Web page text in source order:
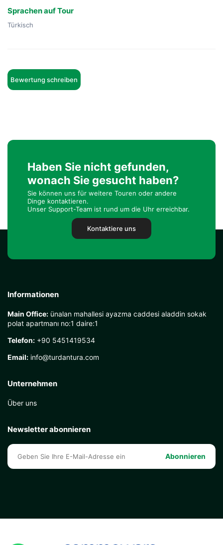
Sprachen auf Tour
Türkisch
Bewertung schreiben
Haben Sie nicht gefunden,
wonach Sie gesucht haben?
Sie können uns für weitere Touren oder andere
Dinge kontaktieren.
Unser Support-Team ist rund um die Uhr erreichbar.
Kontaktiere uns
Informationen
Main Office: ünalan mahallesi ayazma caddesi aladdin sokak
polat apartmanı no:1 daire:1
Telefon: +90 5451419534
Email: info@turdantura.com
Unternehmen
Über uns
Newsletter abonnieren
Abonnieren